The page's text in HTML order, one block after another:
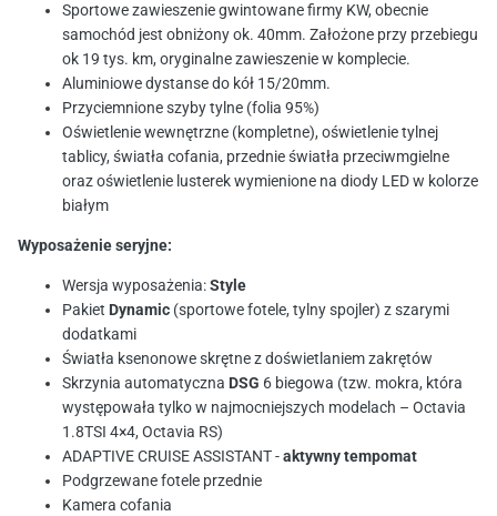
Sportowe zawieszenie gwintowane firmy KW, obecnie
samochód jest obniżony ok. 40mm. Założone przy przebiegu
ok 19 tys. km, oryginalne zawieszenie w komplecie.
Aluminiowe dystanse do kół 15/20mm.
Przyciemnione szyby tylne (folia 95%)
Oświetlenie wewnętrzne (kompletne), oświetlenie tylnej
tablicy, światła cofania, przednie światła przeciwmgielne
oraz oświetlenie lusterek wymienione na diody LED w kolorze
białym
Wyposażenie seryjne:
Wersja wyposażenia:Style
Pakiet Dynamic (sportowe fotele, tylny spojler) z szarymi
dodatkami
Światła ksenonowe skrętne z doświetlaniem zakrętów
Skrzynia automatyczna DSG 6 biegowa (tzw. mokra, która
występowała tylko w najmocniejszych modelach – Octavia
1.8TSI 4×4, Octavia RS)
ADAPTIVE CRUISE ASSISTANT -­aktywny tempomat
Podgrzewane fotele przednie
Kamera cofania